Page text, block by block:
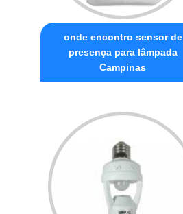
onde encontro sensor de
presença para lâmpada
Campinas